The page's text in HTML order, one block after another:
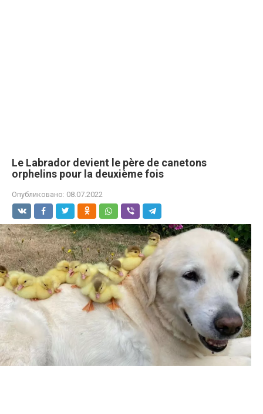
Le Labrador devient le père de canetons
orphelins pour la deuxième fois
Опубликовано: 08.07.2022